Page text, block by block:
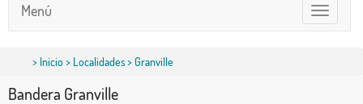
Toggle
navigation
Menú
> Inicio> Localidades> Granville
Bandera Granville